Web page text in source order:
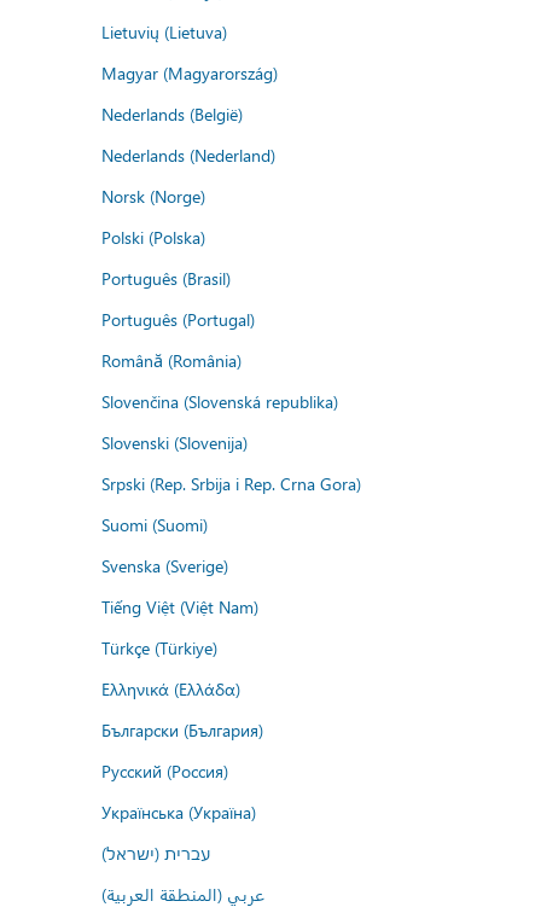
Lietuvių (Lietuva)
Magyar (Magyarország)
Nederlands (België)
Nederlands (Nederland)
Norsk (Norge)
Polski (Polska)
Português (Brasil)
Português (Portugal)
Română (România)
Slovenčina (Slovenská republika)
Slovenski (Slovenija)
Srpski (Rep. Srbija i Rep. Crna Gora)
Suomi (Suomi)
Svenska (Sverige)
Tiếng Việt (Việt Nam)
Türkçe (Türkiye)
Ελληνικά (Ελλάδα)
Български (България)
Русский (Россия)
Українська (Україна)
עברית (ישראל)
عربي (المنطقة العربية)